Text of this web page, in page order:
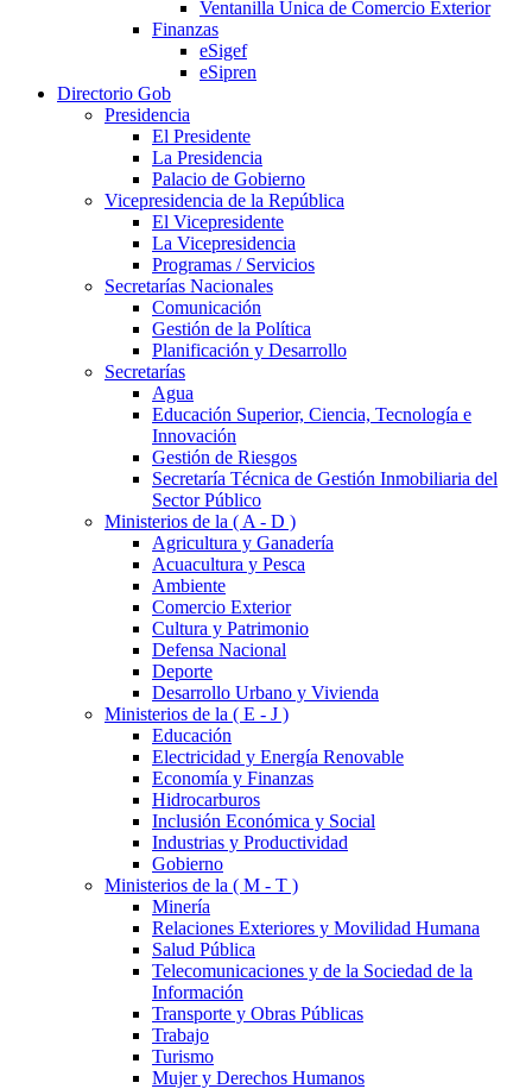
Ventanilla Única de Comercio Exterior
Finanzas
eSigef
eSipren
Directorio Gob
Presidencia
El Presidente
La Presidencia
Palacio de Gobierno
Vicepresidencia de la República
El Vicepresidente
La Vicepresidencia
Programas / Servicios
Secretarías Nacionales
Comunicación
Gestión de la Política
Planificación y Desarrollo
Secretarías
Agua
Educación Superior, Ciencia, Tecnología e
Innovación
Gestión de Riesgos
Secretaría Técnica de Gestión Inmobiliaria del
Sector Público
Ministerios de la ( A - D )
Agricultura y Ganadería
Acuacultura y Pesca
Ambiente
Comercio Exterior
Cultura y Patrimonio
Defensa Nacional
Deporte
Desarrollo Urbano y Vivienda
Ministerios de la ( E - J )
Educación
Electricidad y Energía Renovable
Economía y Finanzas
Hidrocarburos
Inclusión Económica y Social
Industrias y Productividad
Gobierno
Ministerios de la ( M - T )
Minería
Relaciones Exteriores y Movilidad Humana
Salud Pública
Telecomunicaciones y de la Sociedad de la
Información
Transporte y Obras Públicas
Trabajo
Turismo
Mujer y Derechos Humanos